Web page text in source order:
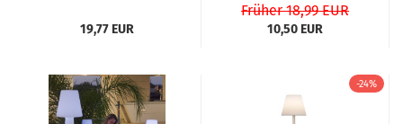
19,77 EUR
Früher 18,99 EUR
10,50 EUR
-24%